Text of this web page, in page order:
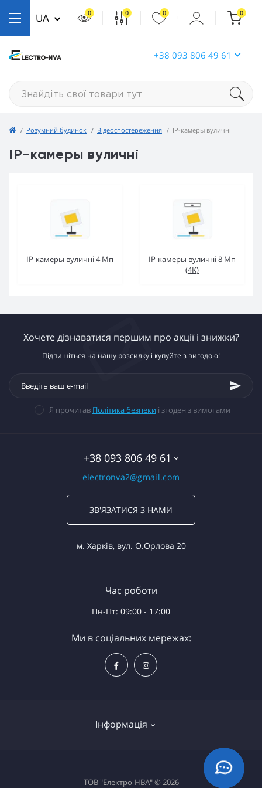
+38 093 806 49 61
UA 0 0 0 0
Розумний будинок Відеоспостереження IP-камеры вуличні
IP-камеры вуличні
IP-камеры вуличні 4 Мп
IP-камеры вуличні 8 Мп
(4K)
Хочете дізнаватися першим про акції і знижки?
Підпишіться на нашу розсилку і купуйте з вигодою!
Я прочитав Політика безпеки і згоден з вимогами
+38 093 806 49 61
electronva2@gmail.com
ЗВ'ЯЗАТИСЯ З НАМИ
м. Харків, вул. О.Орлова 20
Інформація
Доставка та оплата
Час роботи
Пн-Пт: 09:00 - 17:00
Ми в соціальних мережах:
ТОВ "Електро-НВА" © 2026